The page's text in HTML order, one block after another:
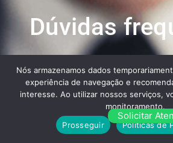
Dúvidas
Veja algumas das maiores
clientes ao contratar os
Solicitar
Nós armazenamos dados
experiência de navegação e
interesse. Ao utilizar nossos serviços,
monitoramento.
Prosseguir
Políticas de